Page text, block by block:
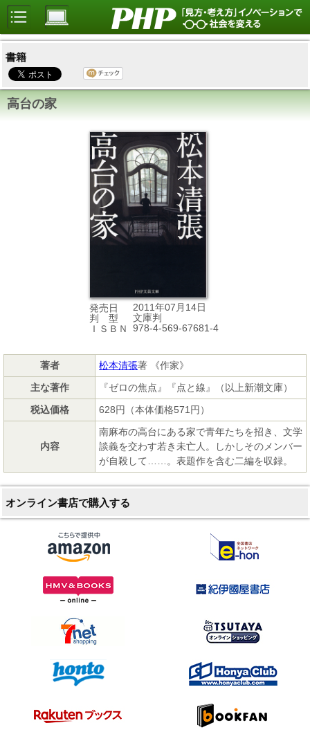
書籍
高台の家
発売日
2011年07月14日
判 型
文庫判
ＩＳＢＮ
978-4-569-67681-4
著者 松本清張著 《作家》
主な著作
『ゼロの焦点』『点と線』（以上新潮文庫）
税込価格
628円（本体価格571円）
内容
南麻布の高台にある家で青年たちを招き、文学
談義を交わす若き未亡人。しかしそのメンバー
が自殺して……。表題作を含む二編を収録。
オンライン書店で購入する